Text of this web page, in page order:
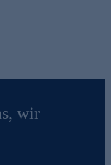
wir